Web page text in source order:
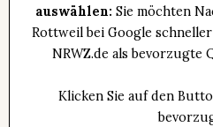
auswählen: Sie möchten
Rottweil bei Google
NRWZ.de als bevorzugte
Klicken Sie auf den